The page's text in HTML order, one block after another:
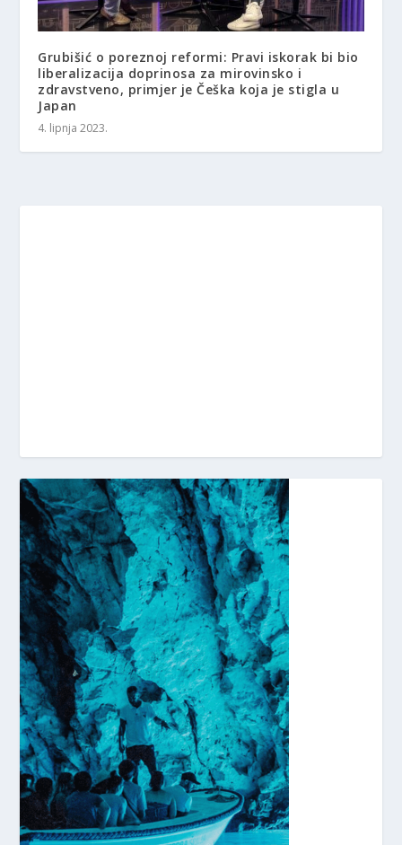
Grubišić o poreznoj reformi: Pravi iskorak bi bio
liberalizacija doprinosa za mirovinsko i
zdravstveno, primjer je Češka koja je stigla u
Japan
4. lipnja 2023.